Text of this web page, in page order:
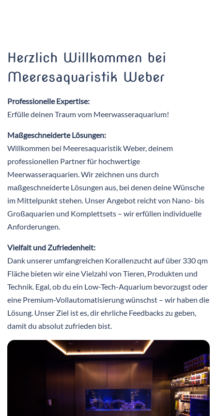
Herzlich Willkommen bei
Meeresaquaristik Weber
Professionelle Expertise:
Erfülle deinen Traum vom Meerwasseraquarium!
Maßgeschneiderte Lösungen:
Willkommen bei Meeresaquaristik Weber, deinem
professionellen Partner für hochwertige
Meerwasseraquarien. Wir zeichnen uns durch
maßgeschneiderte Lösungen aus, bei denen deine Wünsche
im Mittelpunkt stehen. Unser Angebot reicht von Nano- bis
Großaquarien und Komplettsets – wir erfüllen individuelle
Anforderungen.
Vielfalt und Zufriedenheit:
Dank unserer umfangreichen Korallenzucht auf über 330 qm
Fläche bieten wir eine Vielzahl von Tieren, Produkten und
Technik. Egal, ob du ein Low-Tech-Aquarium bevorzugst oder
eine Premium-Vollautomatisierung wünschst – wir haben die
Lösung. Unser Ziel ist es, dir ehrliche Feedbacks zu geben,
damit du absolut zufrieden bist.